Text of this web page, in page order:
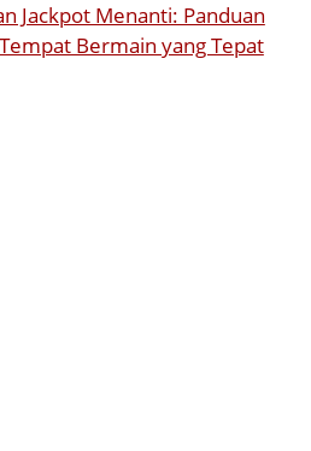
Jackpot Menanti: Panduan
Bermain yang Tepat